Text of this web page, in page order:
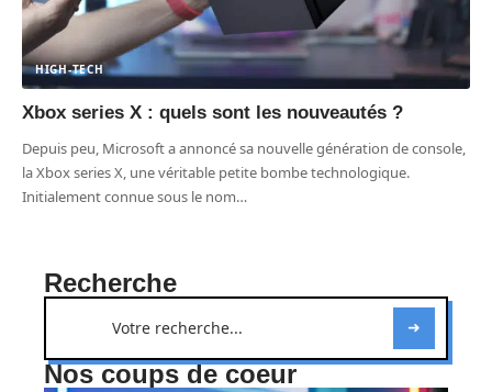
HIGH-TECH
Xbox series X : quels sont les nouveautés ?
Depuis peu, Microsoft a annoncé sa nouvelle génération de console,
la Xbox series X, une véritable petite bombe technologique.
Initialement connue sous le nom…
Recherche
Nos coups de coeur